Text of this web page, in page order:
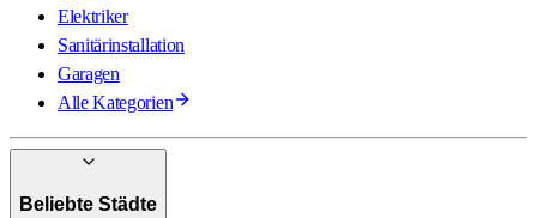
Elektriker
Sanitärinstallation
Garagen
Alle Kategorien
Beliebte Städte